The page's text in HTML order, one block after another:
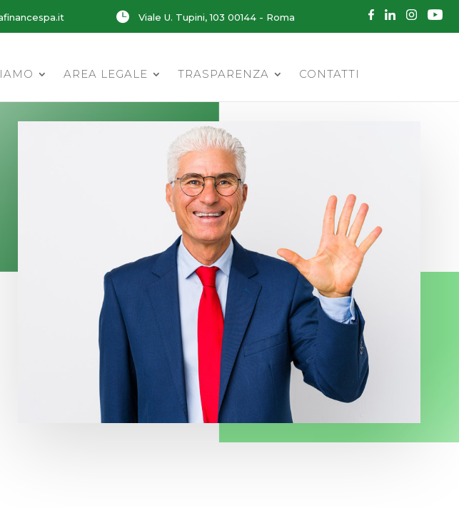
 Viale U. Tupini, 103 00144 - Roma
AREA LEGALE TRASPARENZA CONTATTI